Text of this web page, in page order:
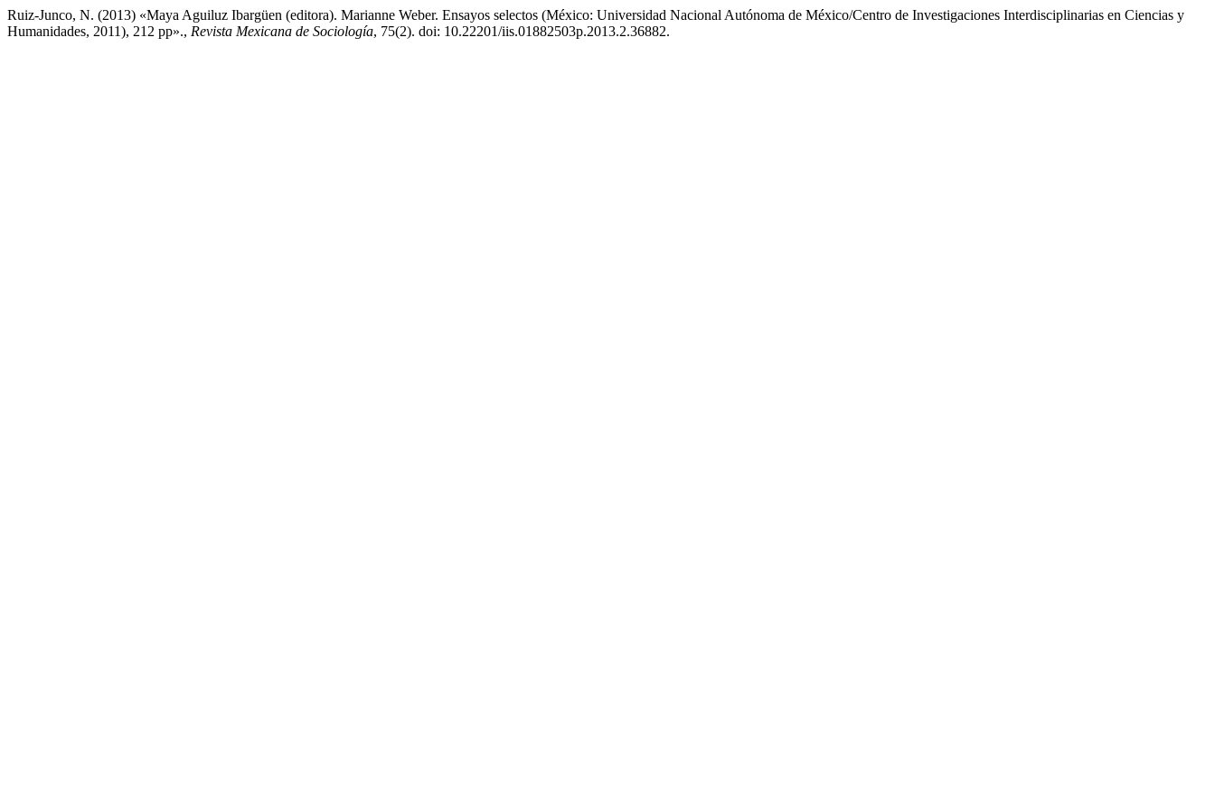
Ruiz-Junco, N. (2013) «Maya Aguiluz Ibargüen (editora). Marianne Weber. Ensayos selectos (México: Universidad Nacional Autónoma de México/Centro de Investigaciones Interdisciplinarias en Ciencias y
Humanidades, 2011), 212 pp»., Revista Mexicana de Sociología, 75(2). doi: 10.22201/iis.01882503p.2013.2.36882.